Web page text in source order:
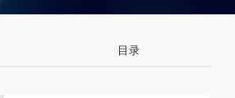
目录